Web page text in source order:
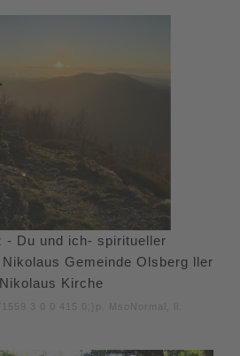
- Du und ich- spiritueller
Gemeinde Olsberg ller
Kirche
3 0 0 415 0;}p. MsoNormal, li.